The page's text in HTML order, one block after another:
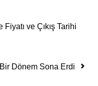
ve Çıkış Tarihi
Dönem Sona Erdi